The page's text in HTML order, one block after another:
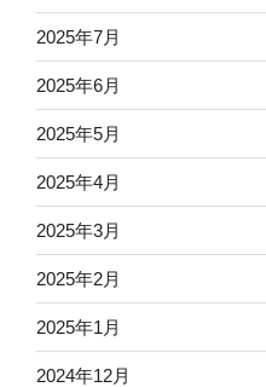
2025年7月
2025年6月
2025年5月
2025年4月
2025年3月
2025年2月
2025年1月
2024年12月